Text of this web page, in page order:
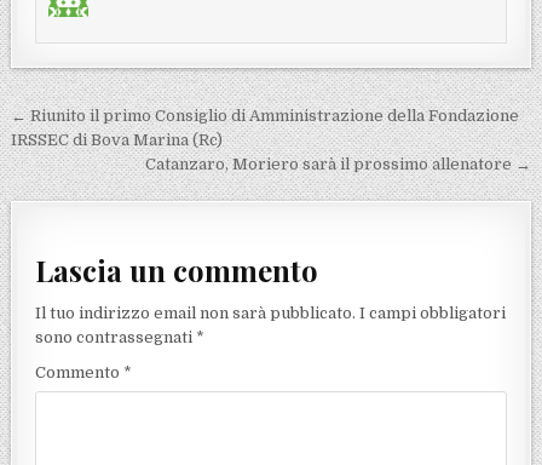
Navigazione articoli
← Riunito il primo Consiglio di Amministrazione della Fondazione
IRSSEC di Bova Marina (Rc)
Catanzaro, Moriero sarà il prossimo allenatore →
Lascia un commento
Il tuo indirizzo email non sarà pubblicato. I campi obbligatori
sono contrassegnati *
Commento *